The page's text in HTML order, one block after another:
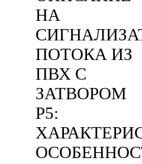
НА
ПОТОКА ИЗ
ПВХ С
ЗАТВОРОМ
P5: